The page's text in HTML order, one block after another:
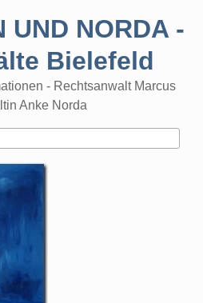
UND NORDA -
Bielefeld
- Rechtsanwalt Marcus
Anke Norda